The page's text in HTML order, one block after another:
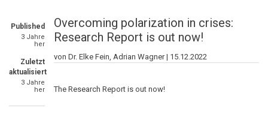
Published
3 Jahre
her
Zuletzt
aktualisiert
3 Jahre
her
Overcoming polarization in crises:
Research Report is out now!
von Dr. Elke Fein, Adrian Wagner | 15.12.2022
The Research Report is out now!